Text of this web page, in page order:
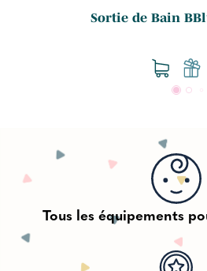
Sortie de Bain
Tous les équipements